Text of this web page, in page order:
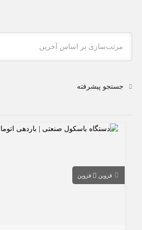
مرتب‌سازی بر اساس آخرین
جستجو پیشرفته
قزوین قزوین